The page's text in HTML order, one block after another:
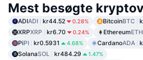
Mest besøgte
ADIADI kr44.52 0.28% BitcoinBTC
XRPXRP kr6.70 0.24% EthereumETH
PiPI kr0.5931 4.68% CardanoADA
SolanaSOL kr484.29 1.47%